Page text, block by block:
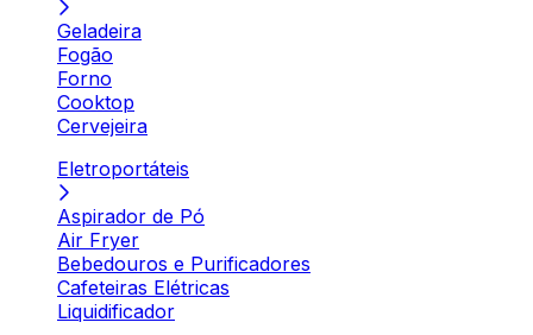
Geladeira
Fogão
Forno
Cooktop
Cervejeira
Eletroportáteis
Aspirador de Pó
Air Fryer
Bebedouros e Purificadores
Cafeteiras Elétricas
Liquidificador